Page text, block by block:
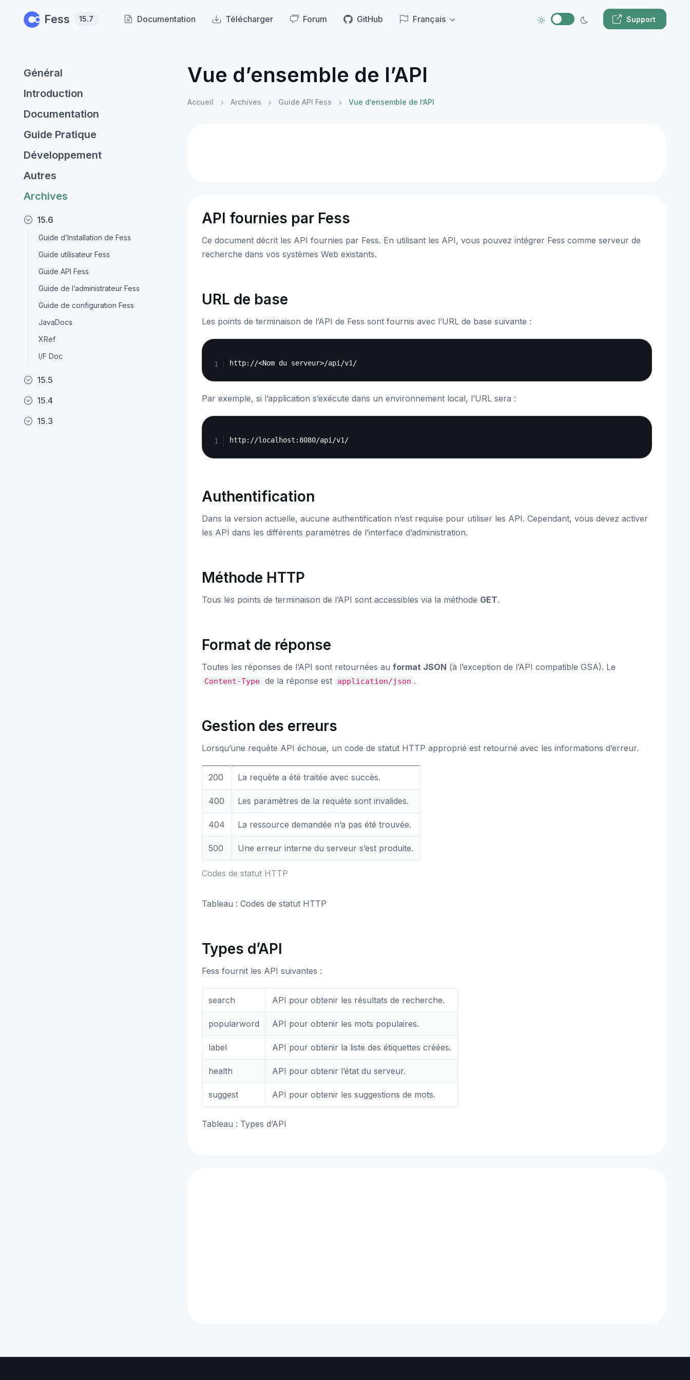
Fess 15.7 Documentation Télécharger Forum GitHub Français Support
Général
Introduction
Documentation
Guide Pratique
Développement
Autres
Archives
15.6
Guide d’Installation de Fess
Guide utilisateur Fess
Guide API Fess
Guide de l’administrateur Fess
Guide de configuration Fess
JavaDocs
XRef
I/F Doc
15.5
15.4
15.3
Vue d’ensemble de l’API
Accueil Archives Guide API Fess Vue d’ensemble de l’API
API fournies par Fess
Ce document décrit les API fournies par Fess. En utilisant les API, vous pouvez intégrer Fess comme serveur de
recherche dans vos systèmes Web existants.
URL de base
Les points de terminaison de l’API de Fess sont fournis avec l’URL de base suivante :
http://<Nom du serveur>/api/v1/
Par exemple, si l’application s’exécute dans un environnement local, l’URL sera :
http://localhost:8080/api/v1/
Authentification
Dans la version actuelle, aucune authentification n’est requise pour utiliser les API. Cependant, vous devez activer
les API dans les différents paramètres de l’interface d’administration.
Méthode HTTP
Tous les points de terminaison de l’API sont accessibles via la méthode GET.
Format de réponse
Toutes les réponses de l’API sont retournées au format JSON (à l’exception de l’API compatible GSA). Le
Content-Type de la réponse est application/json .
Gestion des erreurs
Lorsqu’une requête API échoue, un code de statut HTTP approprié est retourné avec les informations d’erreur.
Codes de statut HTTP
200 La requête a été traitée avec succès.
400 Les paramètres de la requête sont invalides.
404 La ressource demandée n’a pas été trouvée.
500 Une erreur interne du serveur s’est produite.
Tableau : Codes de statut HTTP
Types d’API
Fess fournit les API suivantes :
search API pour obtenir les résultats de recherche.
popularword API pour obtenir les mots populaires.
label API pour obtenir la liste des étiquettes créées.
health API pour obtenir l’état du serveur.
suggest API pour obtenir les suggestions de mots.
Tableau : Types d’API